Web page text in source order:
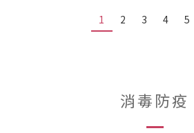
1 2 3 4 5
消毒防疫